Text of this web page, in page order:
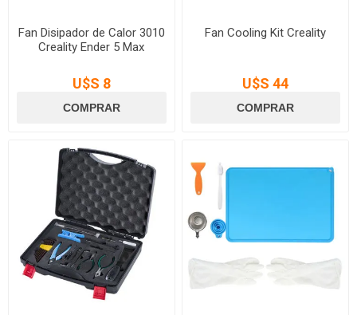
Fan Disipador de Calor 3010
Creality Ender 5 Max
U$S 8
Fan Cooling Kit Creality
U$S 44